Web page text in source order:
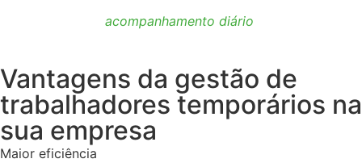
acompanhamento diário
Vantagens da gestão de
trabalhadores temporários na
sua empresa
Maior eficiência